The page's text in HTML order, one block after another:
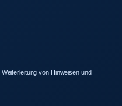
von Hinweisen und